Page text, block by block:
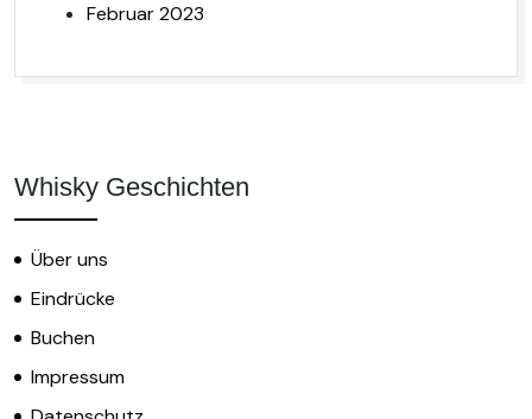
Februar 2023
Whisky Geschichten
Über uns
Eindrücke
Buchen
Impressum